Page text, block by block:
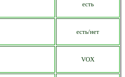
есть
есть/нет
VOX